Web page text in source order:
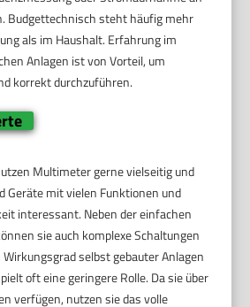
Budgettechnisch steht häufig mehr
als im Haushalt. Erfahrung im
Anlagen ist von Vorteil, um
korrekt durchzuführen.
Multimeter gerne vielseitig und
Geräte mit vielen Funktionen und
interessant. Neben der einfachen
sie auch komplexe Schaltungen
selbst gebauter Anlagen
oft eine geringere Rolle. Da sie über
verfügen, nutzen sie das volle